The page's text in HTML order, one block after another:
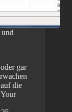
gar
die